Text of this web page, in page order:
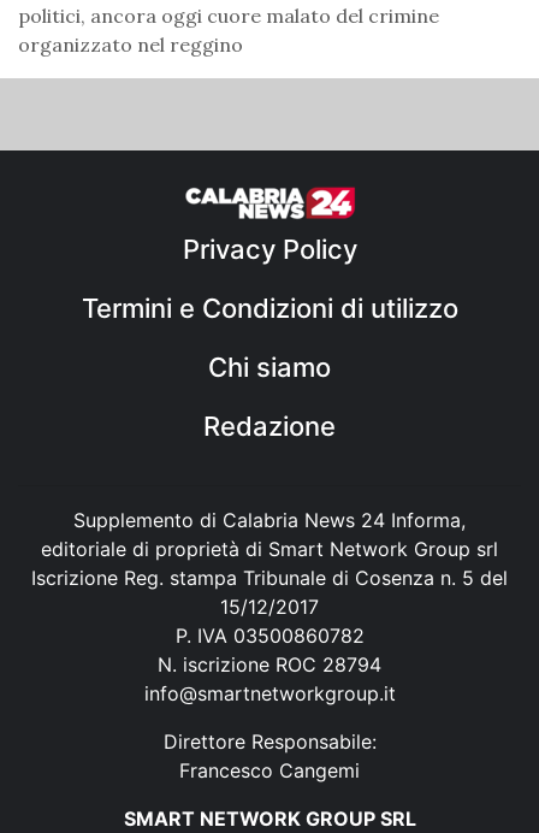
politici, ancora oggi cuore malato del crimine
organizzato nel reggino
Privacy Policy
Termini e Condizioni di utilizzo
Chi siamo
Redazione
Supplemento di Calabria News 24 Informa,
editoriale di proprietà di Smart Network Group srl
Iscrizione Reg. stampa Tribunale di Cosenza n. 5 del
15/12/2017
P. IVA 03500860782
N. iscrizione ROC 28794
info@smartnetworkgroup.it
Direttore Responsabile:
Francesco Cangemi
SMART NETWORK GROUP SRL